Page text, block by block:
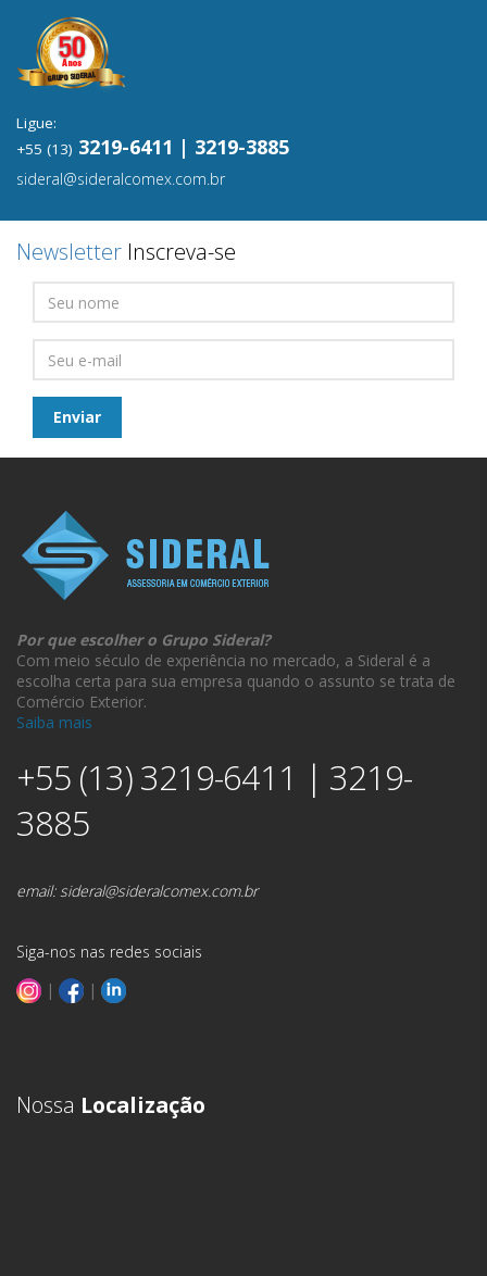
Ligue:
+55 (13) 3219-6411 | 3219-3885
sideral@sideralcomex.com.br
Newsletter Inscreva-se
Por que escolher o Grupo Sideral?
Com meio século de experiência no mercado, a Sideral é a
escolha certa para sua empresa quando o assunto se trata de
Comércio Exterior.
Saiba mais
+55 (13) 3219-6411 | 3219-
3885
email:sideral@sideralcomex.com.br
Siga-nos nas redes sociais
|
|
Nossa Localização